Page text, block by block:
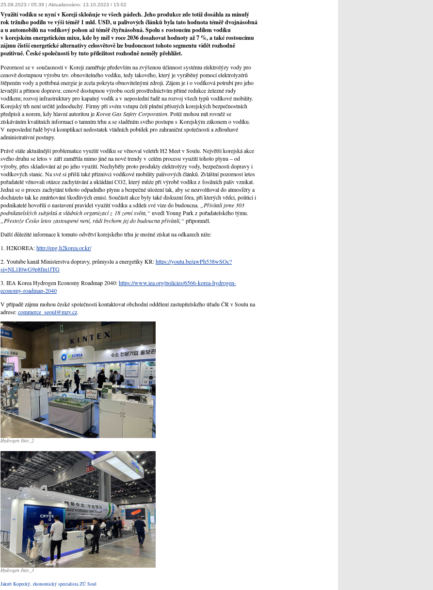
25.09.2023 / 05:39 | Aktualizováno: 13.10.2023 / 15:02
Využití vodíku se nyní v Koreji skloňuje ve všech pádech. Jeho produkce zde totiž dosáhla za minulý
rok tržního podílu ve výši téměř 1 mld. USD, u palivových článků byla tato hodnota téměř dvojnásobná
a u automobilů na vodíkový pohon až téměř čtyřnásobná. Spolu s rostoucím podílem vodíku
v korejském energetickém mixu, kde by měl v roce 2036 dosahovat hodnoty až 7 %, a také rostoucímu
zájmu čistší energetické alternativy celosvětově lze budoucnost tohoto segmentu vidět rozhodně
pozitivně. České společnosti by tuto příležitost rozhodně neměly přehlížet.
Pozornost se v současnosti v Koreji zaměřuje především na zvýšenou účinnost systému elektrolýzy vody pro
cenově dostupnou výrobu tzv. obnovitelného vodíku, tedy takového, který je vyráběný pomocí elektrolyzérů
štěpením vody a potřebná energie je zcela pokryta obnovitelnými zdroji. Zájem je i o vodíková potrubí pro jeho
levnější a přímou dopravu; cenově dostupnou výrobu oceli prostřednictvím přímé redukce železné rudy
vodíkem; rozvoj infrastruktury pro kapalný vodík a v neposlední řadě na rozvoj všech typů vodíkové mobility.
Korejský trh není určitě jednoduchý. Firmy při svém vstupu čelí plnění přísných korejských bezpečnostních
předpisů a norem, kdy hlavní autoritou jeKorea Gas Safety Corporation. Potíž mohou mít rovněž se
získáváním kvalitních informací o tamním trhu a se sladěním svého postupu s Korejským zákonem o vodíku.
V neposlední řadě bývá komplikací nedostatek vládních pobídek pro zahraniční společnosti a zdlouhavé
administrativní postupy.
Právě stále aktuálnější problematice využití vodíku se věnoval veletrh H2 Meet v Soulu. Největší korejská akce
svého druhu se letos v září zaměřila mimo jiné na nové trendy v celém procesu využití tohoto plynu – od
výroby, přes skladování až po jeho využití. Nechyběly proto produkty elektrolýzy vody, bezpečnosti dopravy i
vodíkových stanic. Na své si přišli také příznivci vodíkové mobility palivových článků. Zvláštní pozornost letos
pořadatelé věnovali otázce zachytávání a ukládání CO2, který může při výrobě vodíku z fosilních paliv vznikat.
Jedná se o proces zachytání tohoto odpadního plynu a bezpečné uložení tak, aby se neuvolňoval do atmosféry a
docházelo tak ke zmírňování škodlivých emisí. Součástí akce byly také diskuzní fóra, při kterých vědci, politici i
podnikatelé hovořili o nastavení pravidel využití vodíku a sdíleli své vize do budoucna. „Přivítali jsme 303
podnikatelských subjektů a vládních organizací z 18 zemí světa,“ uvedl Young Park z pořadatelského týmu.
„Přestože Česko letos zastoupené není, rádi bychom jej do budoucna přivítali,“ připomněl.
Další důležité informace k tomuto odvětví korejského trhu je možné získat na odkazech níže:
1. H2KOREA:http://eng.h2korea.or.kr/
2. Youtube kanál Ministerstva dopravy, průmyslu a energetiky KR:https://youtu.be/qwPh538wSOc?
si=NL1I0wG9p8fm1fTG
3. IEA Korea Hydrogen Economy Roadmap 2040:https://www.iea.org/policies/6566-korea-hydrogen-
economy-roadmap-2040
V případě zájmu mohou české společnosti kontaktovat obchodní oddělení zastupitelského úřadu ČR v Soulu na
adrese:commerce_seoul@mzv.cz.
Hydrogen Fair_2
Hydrogen Fair_3
Jakub Kopecký, ekonomický specialista ZÚ Soul